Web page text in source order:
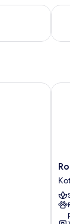
Agu 9 -
Tua